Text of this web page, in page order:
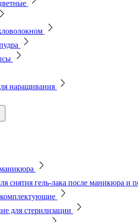
наращивания
снятия гель-лака после маникюра и
для стерилизации